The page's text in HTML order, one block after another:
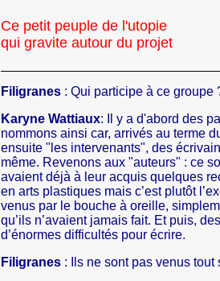
Ce petit peuple de l'utopie
qui gravite autour du projet
Filigranes : Qui participe à ce groupe
Karyne Wattiaux: Il y a d'abord des
nommons ainsi car, arrivés au terme
ensuite "les intervenants", des
même. Revenons aux "auteurs" : ce
avaient déjà à leur acquis quelques
en arts plastiques mais c’est plutôt
venus par le bouche à oreille,
qu’ils n’avaient jamais fait. Et puis,
d’énormes difficultés pour écrire.
Filigranes : Ils ne sont pas venus tout